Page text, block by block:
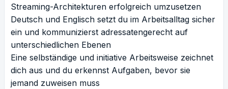
Streaming-Architekturen erfolgreich umzusetzen
Deutsch und Englisch setzt du im Arbeitsalltag sicher
ein und kommunizierst adressatengerecht auf
unterschiedlichen Ebenen
Eine selbständige und initiative Arbeitsweise zeichnet
dich aus und du erkennst Aufgaben, bevor sie
jemand zuweisen muss